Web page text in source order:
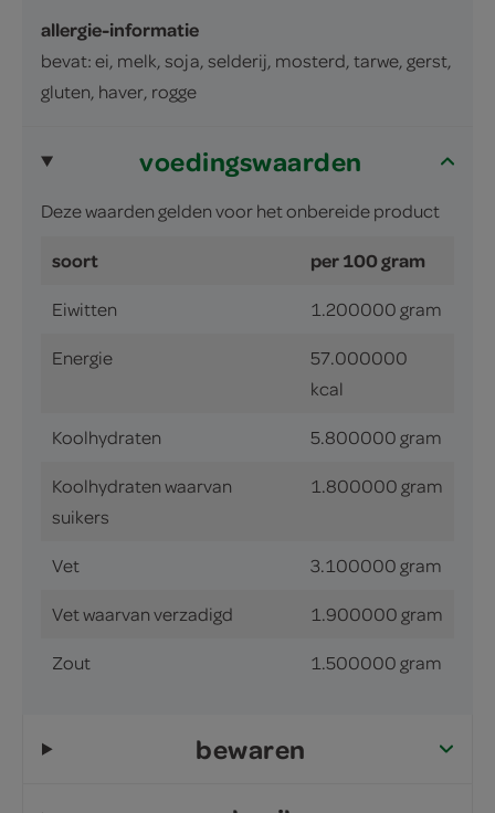
allergie-informatie
bevat: ei, melk, soja, selderij, mosterd, tarwe, gerst,
gluten, haver, rogge
voedingswaarden
Deze waarden gelden voor het onbereide product
soort per 100 gram
Eiwitten 1.200000 gram
Energie
57.000000
kcal
Koolhydraten 5.800000 gram
Koolhydraten waarvan
suikers
1.800000 gram
Vet 3.100000 gram
Vet waarvan verzadigd 1.900000 gram
Zout 1.500000 gram
bewaren